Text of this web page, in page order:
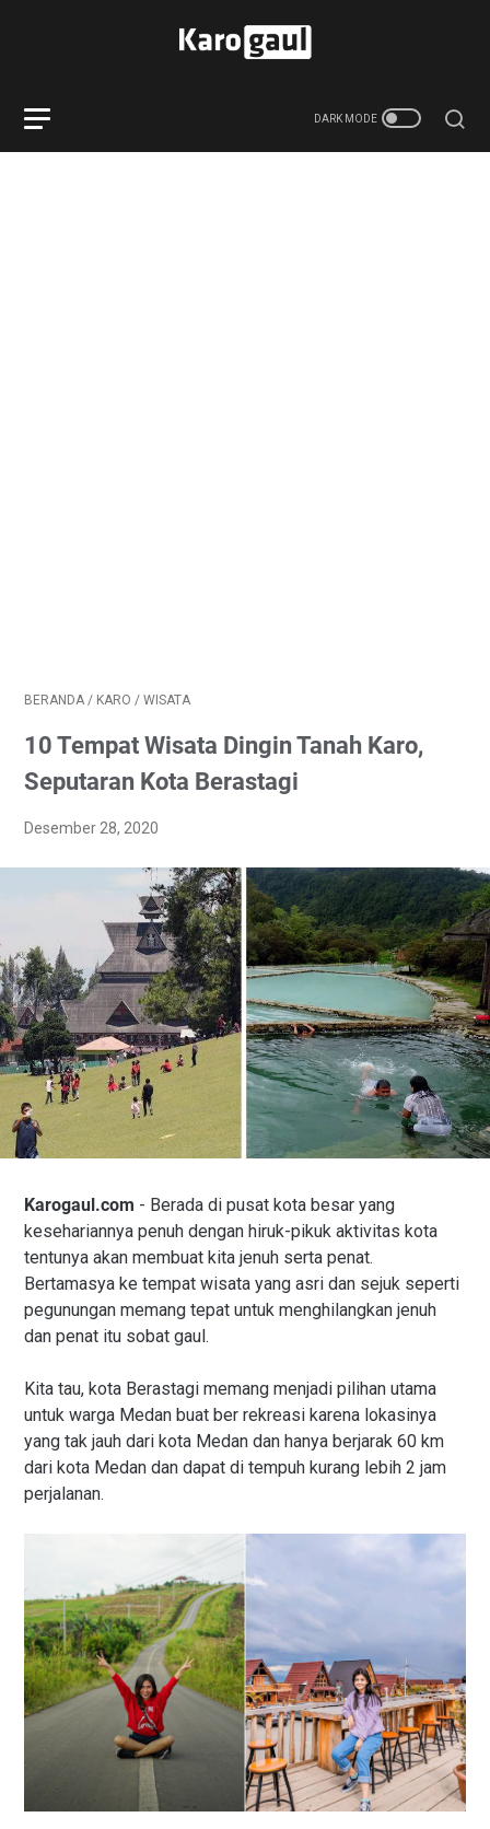
BERANDA / KARO / WISATA
10 Tempat Wisata Dingin Tanah Karo,
Seputaran Kota Berastagi
Desember 28, 2020
Karogaul.com - Berada di pusat kota besar yang
kesehariannya penuh dengan hiruk-pikuk aktivitas kota
tentunya akan membuat kita jenuh serta penat.
Bertamasya ke tempat wisata yang asri dan sejuk seperti
pegunungan memang tepat untuk menghilangkan jenuh
dan penat itu sobat gaul.
Kita tau, kota Berastagi memang menjadi pilihan utama
untuk warga Medan buat ber rekreasi karena lokasinya
yang tak jauh dari kota Medan dan hanya berjarak 60 km
dari kota Medan dan dapat di tempuh kurang lebih 2 jam
perjalanan.